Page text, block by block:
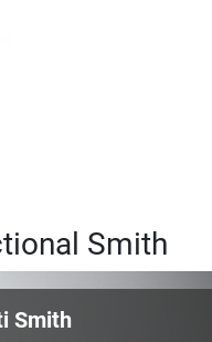
Smith
Smith